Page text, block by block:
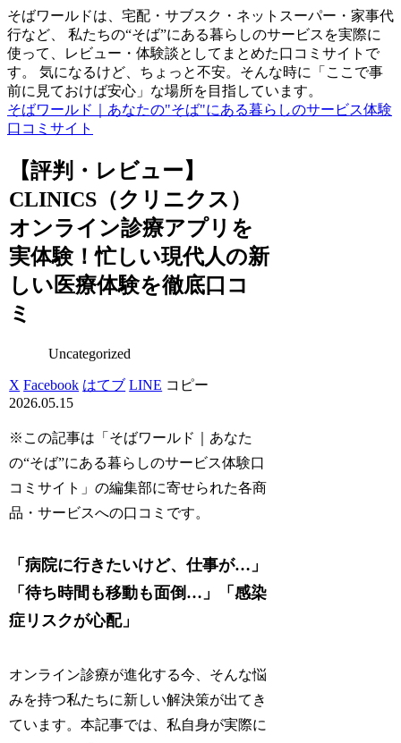
そばワールドは、宅配・サブスク・ネットスーパー・家事代
行など、 私たちの“そば”にある暮らしのサービスを実際に
使って、レビュー・体験談としてまとめた口コミサイトで
す。 気になるけど、ちょっと不安。そんな時に「ここで事
前に見ておけば安心」な場所を目指しています。
そばワールド｜あなたの"そば"にある暮らしのサービス体験
口コミサイト
【評判・レビュー】
CLINICS（クリニクス）
オンライン診療アプリを
実体験！忙しい現代人の新
しい医療体験を徹底口コ
ミ
Uncategorized
X Facebook はてブ LINE コピー
2026.05.15
※この記事は「そばワールド｜あなた
の“そば”にある暮らしのサービス体験口
コミサイト」の編集部に寄せられた各商
品・サービスへの口コミです。
「病院に行きたいけど、仕事が…」
「待ち時間も移動も面倒…」「感染
症リスクが心配」
オンライン診療が進化する今、そんな悩
みを持つ私たちに新しい解決策が出てき
ています。本記事では、私自身が実際に